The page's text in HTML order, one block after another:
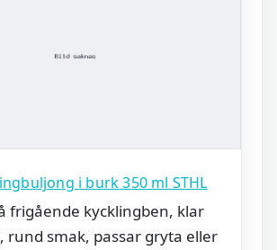
i burk 350 ml STHL
frigående kycklingben, klar
rund smak, passar gryta eller